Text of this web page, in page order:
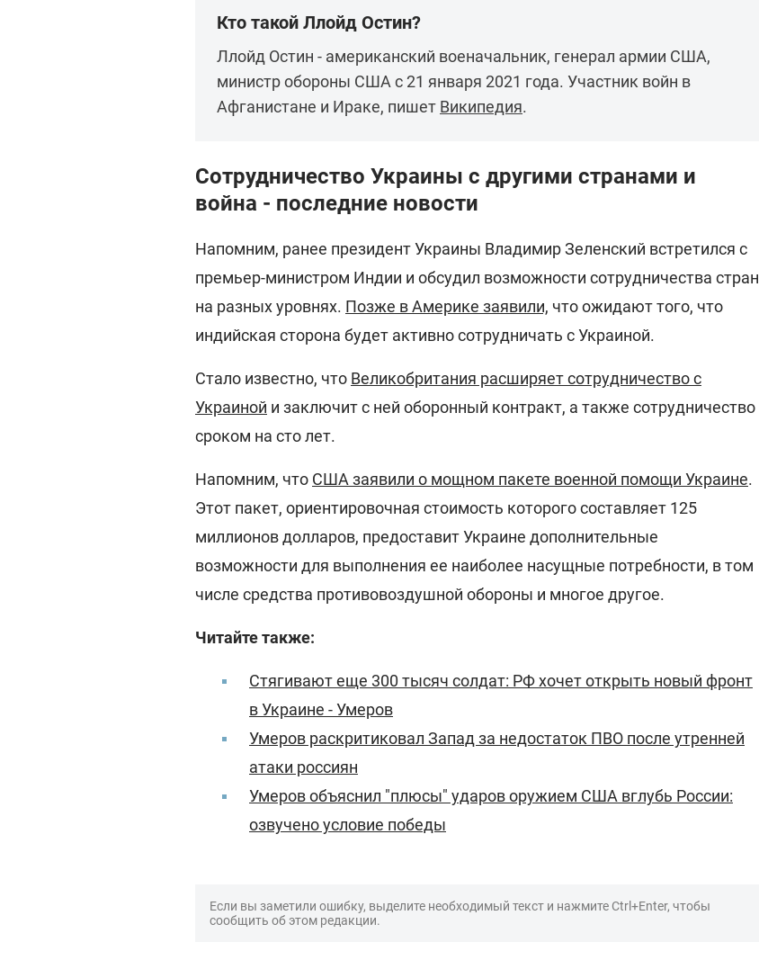
Кто такой Ллойд Остин?
Ллойд Остин - американский военачальник, генерал армии США,
министр обороны США с 21 января 2021 года. Участник войн в
Афганистане и Ираке, пишет Википедия.
Сотрудничество Украины с другими странами и
война - последние новости
Напомним, ранее президент Украины Владимир Зеленский встретился с
премьер-министром Индии и обсудил возможности сотрудничества стран
на разных уровнях. Позже в Америке заявили, что ожидают того, что
индийская сторона будет активно сотрудничать с Украиной.
Стало известно, что Великобритания расширяет сотрудничество с
Украиной и заключит с ней оборонный контракт, а также сотрудничество
сроком на сто лет.
Напомним, что США заявили о мощном пакете военной помощи Украине.
Этот пакет, ориентировочная стоимость которого составляет 125
миллионов долларов, предоставит Украине дополнительные
возможности для выполнения ее наиболее насущные потребности, в том
числе средства противовоздушной обороны и многое другое.
Читайте также:
Стягивают еще 300 тысяч солдат: РФ хочет открыть новый фронт
в Украине - Умеров
Умеров раскритиковал Запад за недостаток ПВО после утренней
атаки россиян
Умеров объяснил "плюсы" ударов оружием США вглубь России:
озвучено условие победы
Если вы заметили ошибку, выделите необходимый текст и нажмите Ctrl+Enter, чтобы
сообщить об этом редакции.